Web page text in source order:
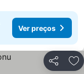
Ver preços
Partilhar